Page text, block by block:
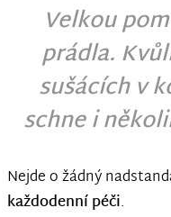
Velkou
prádla.
sušácích v
schne i
Nejde o žádný
každodenní péči.